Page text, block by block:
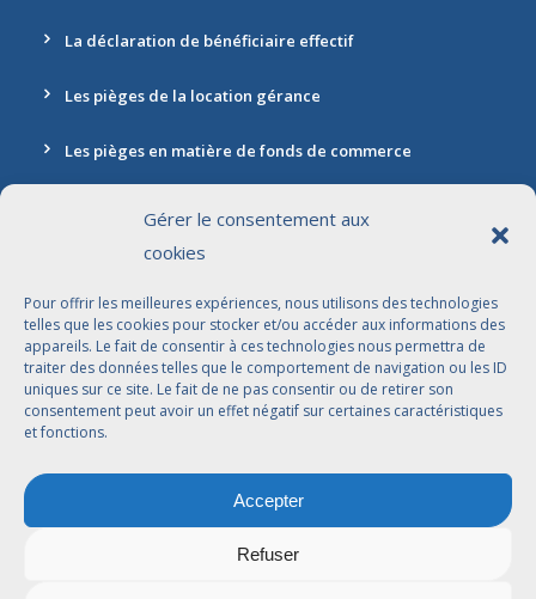
Gérer le consentement aux
cookies
Pour offrir les meilleures expériences, nous utilisons des technologies
telles que les cookies pour stocker et/ou accéder aux informations des
appareils. Le fait de consentir à ces technologies nous permettra de
traiter des données telles que le comportement de navigation ou les ID
uniques sur ce site. Le fait de ne pas consentir ou de retirer son
consentement peut avoir un effet négatif sur certaines caractéristiques
et fonctions.
Accepter
Refuser
La déclaration de bénéficiaire effectif
Les pièges de la location gérance
Les pièges en matière de fonds de commerce
Adresse: 30 rue Marbeuf, 75008 Paris
01 42 56 96 96
contact@jdbavocats.com
Avocats Associés: